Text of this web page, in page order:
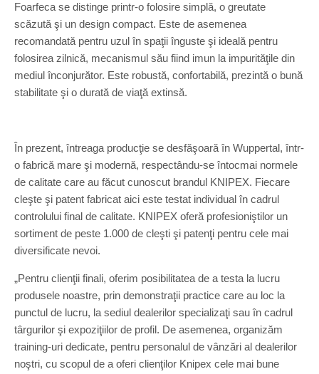
Foarfeca se distinge printr-o folosire simplă, o greutate
scăzută şi un design compact. Este de asemenea
recomandată pentru uzul în spaţii înguste şi ideală pentru
folosirea zilnică, mecanismul său fiind imun la impurităţile din
mediul înconjurător. Este robustă, confortabilă, prezintă o bună
stabilitate şi o durată de viaţă extinsă.
În prezent, întreaga producţie se desfăşoară în Wuppertal, într-
o fabrică mare şi modernă, respectându-se întocmai normele
de calitate care au făcut cunoscut brandul KNIPEX. Fiecare
cleşte şi patent fabricat aici este testat individual în cadrul
controlului final de calitate. KNIPEX oferă profesioniştilor un
sortiment de peste 1.000 de cleşti şi patenţi pentru cele mai
diversificate nevoi.
„Pentru clienţii finali, oferim posibilitatea de a testa la lucru
produsele noastre, prin demonstraţii practice care au loc la
punctul de lucru, la sediul dealerilor specializaţi sau în cadrul
târgurilor şi expoziţiilor de profil. De asemenea, organizăm
training-uri dedicate, pentru personalul de vânzări al dealerilor
noştri, cu scopul de a oferi clienţilor Knipex cele mai bune